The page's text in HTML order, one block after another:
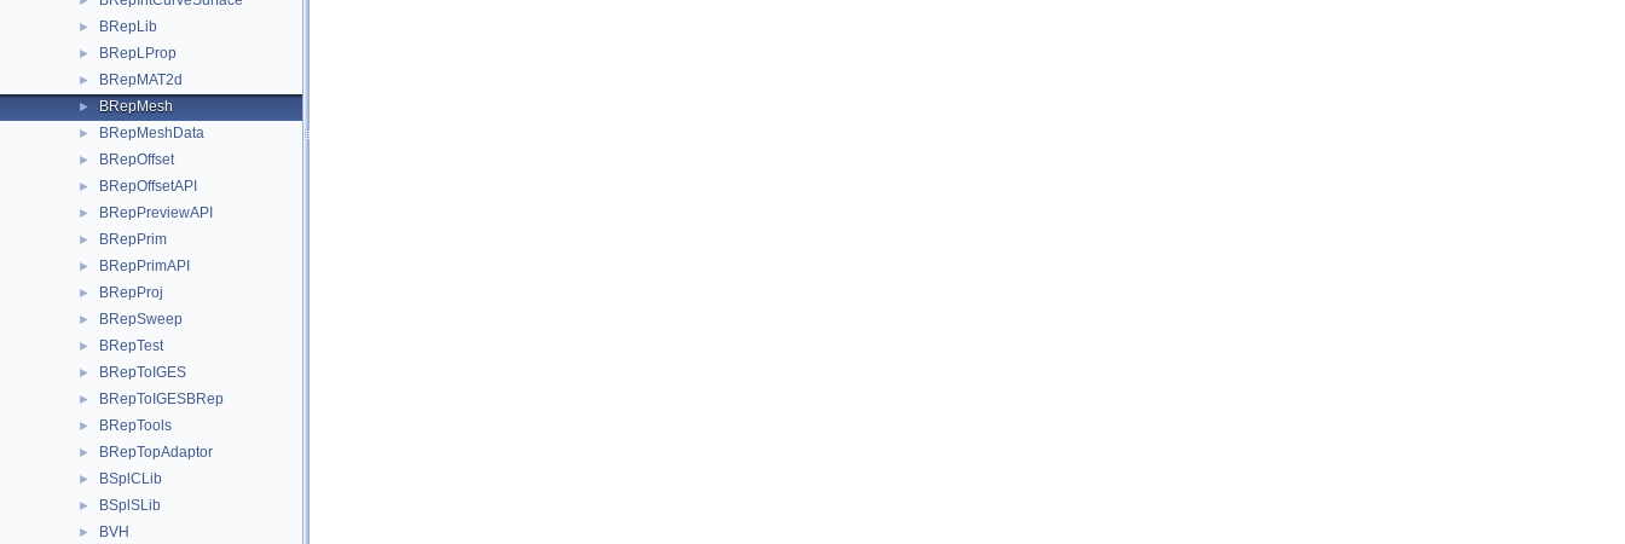
► BRepLib
► BRepLProp
► BRepMAT2d
► BRepMesh
► BRepMeshData
► BRepOffset
► BRepOffsetAPI
► BRepPreviewAPI
► BRepPrim
► BRepPrimAPI
► BRepProj
► BRepSweep
► BRepTest
► BRepToIGES
► BRepToIGESBRep
► BRepTools
► BRepTopAdaptor
► BSplCLib
► BSplSLib
► BVH